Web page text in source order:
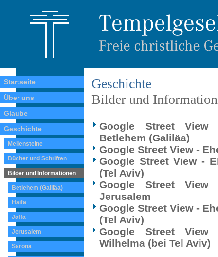
Startseite
Über uns
Glaube
Geschichte
Meilensteine
Bücher und Schriften
Bilder und Informationen
Betlehem (Galiläa)
Haifa
Jaffa
Jerusalem
Sarona
Geschichte
Bilder und
Google Street View
Betlehem (Galiläa)
Google Street View -
Google Street View -
(Tel Aviv)
Google Street View
Jerusalem
Google Street View -
(Tel Aviv)
Google Street View
Wilhelma (bei Tel Aviv)